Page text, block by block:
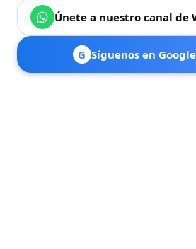
Únete a nuestro canal de
G Síguenos en